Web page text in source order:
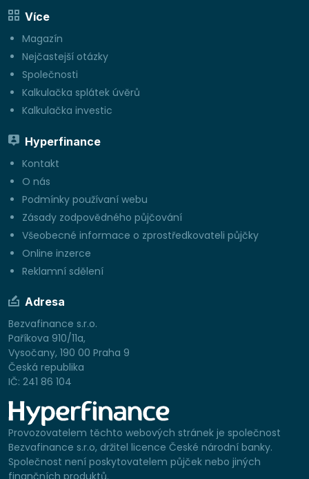
Více
Magazín
Nejčastejší otázky
Společnosti
Kalkulačka splátek úvěrů
Kalkulačka investic
Hyperfinance
Kontakt
O nás
Podmínky používaní webu
Zásady zodpovědného půjčování
Všeobecné informace o zprostředkovateli půjčky
Online inzerce
Reklamní sdělení
Adresa
Bezvafinance s.r.o.
Paříkova 910/11a,
Vysočany, 190 00 Praha 9
Česká republika
IČ: 241 86 104
Provozovatelem těchto webových stránek je společnost
Bezvafinance s.r.o, držitel licence České národní banky.
Společnost není poskytovatelem půjček nebo jiných